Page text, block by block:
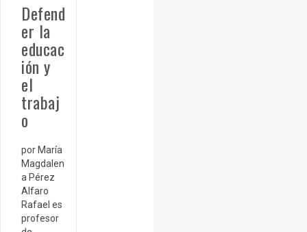
Defend
er la
educac
ión y
el
trabaj
o
por María
Magdalen
a Pérez
Alfaro
Rafael es
profesor